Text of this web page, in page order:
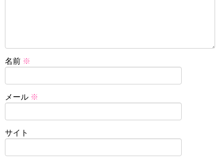
名前 ※
メール ※
サイト